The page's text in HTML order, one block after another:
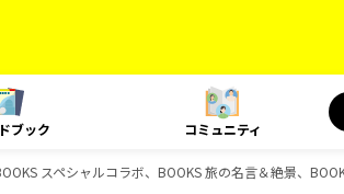
ブック コミュニティ
スペシャルコラボ、BOOKS 旅の名言＆絶景、